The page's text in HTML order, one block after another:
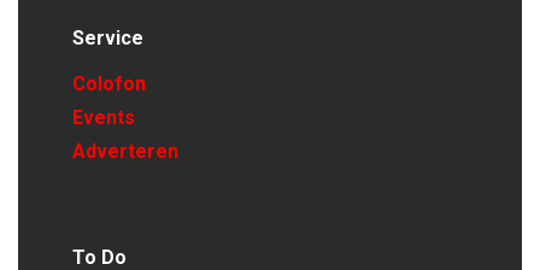
Service
Colofon
Events
Adverteren
To Do